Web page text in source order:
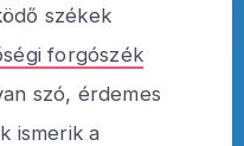
székek
forgószék
szó, érdemes
ismerik a